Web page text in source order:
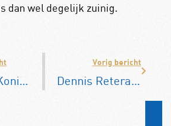
dan wel degelijk zuinig.
Verenigd Koninkrijk verbiedt verbrandingsmotor in 2030
Vorig bericht
Dennis Retera vestigt ‘driftrecord’ in Porsche Taycan